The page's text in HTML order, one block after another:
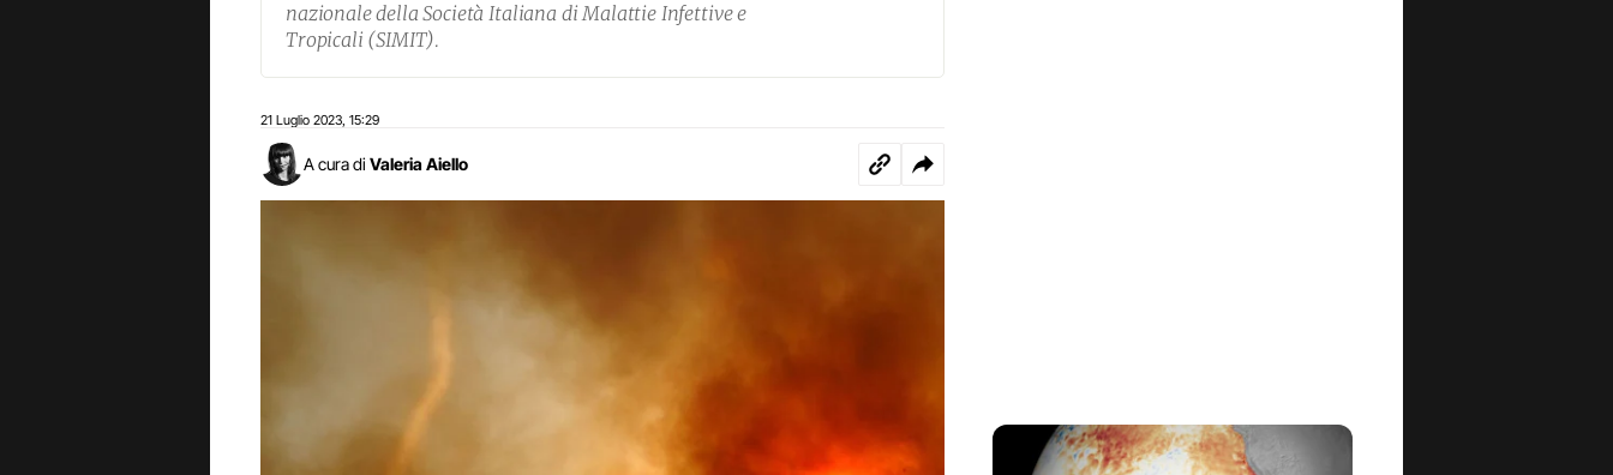
nazionale della Società Italiana di Malattie Infettive e
Tropicali (SIMIT).
21 Luglio 2023 15:29
A cura di Valeria Aiello